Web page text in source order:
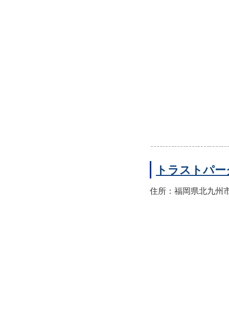
トラストパ
住所：福岡県北九州